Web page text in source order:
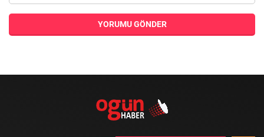
YORUMU GÖNDER